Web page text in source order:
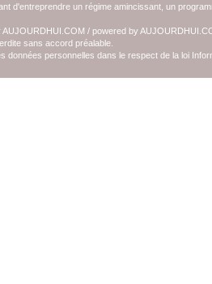
d'entreprendre un régime amincissant, un
/ powered by
sans accord préalable.
données personnelles dans le respect de la loi